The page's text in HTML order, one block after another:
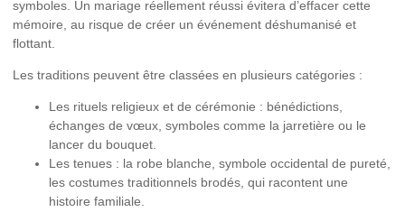
symboles. Un mariage réellement réussi évitera d’effacer cette
mémoire, au risque de créer un événement déshumanisé et
flottant.
Les traditions peuvent être classées en plusieurs catégories :
Les rituels religieux et de cérémonie : bénédictions,
échanges de vœux, symboles comme la jarretière ou le
lancer du bouquet.
Les tenues : la robe blanche, symbole occidental de pureté,
les costumes traditionnels brodés, qui racontent une
histoire familiale.